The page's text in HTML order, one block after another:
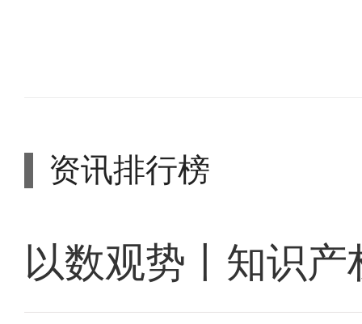
资讯排行榜
以数观势丨知识